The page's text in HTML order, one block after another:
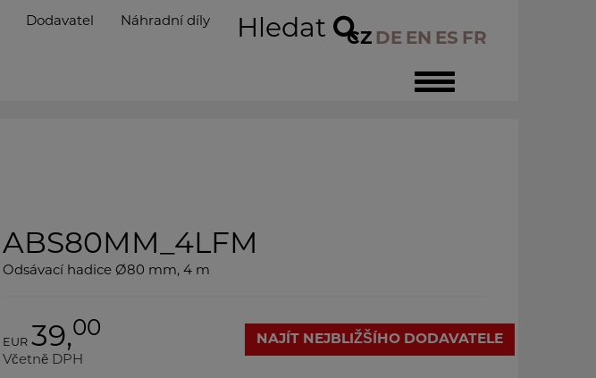
Toggle
navigation
CZ DE EN ES FR
Dodavatel Náhradní díly Hledat
ABS80MM_4LFM
Odsávací hadice Ø80 mm, 4 m
EUR 39,00
Včetně DPH
NAJÍT NEJBLIŽŠÍHO DODAVATELE